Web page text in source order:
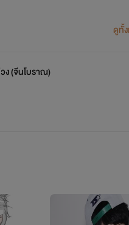
ดูทั้
(จีนโบราณ)